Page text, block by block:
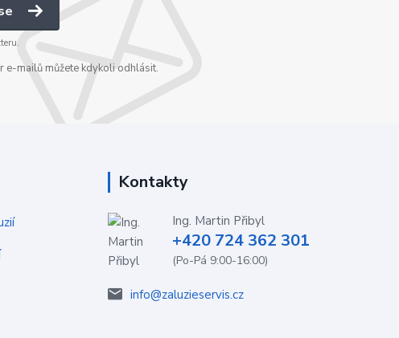
e-mailů můžete kdykoli odhlásit.
Kontakty
Ing. Martin Přibyl
+420 724 362 301
(Po-Pá 9:00-16:00)
info@zaluzieservis.cz